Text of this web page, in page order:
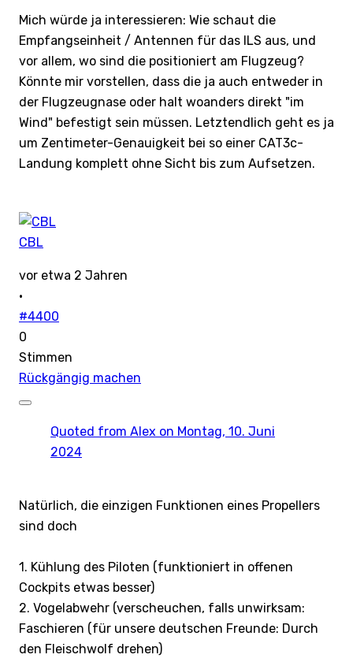
Mich würde ja interessieren: Wie schaut die
Empfangseinheit / Antennen für das ILS aus, und
vor allem, wo sind die positioniert am Flugzeug?
Könnte mir vorstellen, dass die ja auch entweder in
der Flugzeugnase oder halt woanders direkt "im
Wind" befestigt sein müssen. Letztendlich geht es ja
um Zentimeter-Genauigkeit bei so einer CAT3c-
Landung komplett ohne Sicht bis zum Aufsetzen.
CBL
vor etwa 2 Jahren
·
#4400
0
Stimmen
Rückgängig machen
Quoted from Alex on Montag, 10. Juni
2024
Natürlich, die einzigen Funktionen eines Propellers
sind doch
1. Kühlung des Piloten (funktioniert in offenen
Cockpits etwas besser)
2. Vogelabwehr (verscheuchen, falls unwirksam:
Faschieren (für unsere deutschen Freunde: Durch
den Fleischwolf drehen)